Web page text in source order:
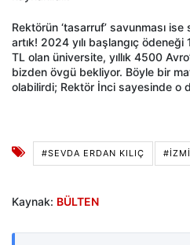
Rektörün ‘tasarruf’ savunması
artık! 2024 yılı başlangıç
TL olan üniversite, yıllık 4500
bizden övgü bekliyor. Böyle bir
olabilirdi; Rektör İnci sayesinde o
#SEVDA ERDAN KILIÇ
Kaynak: BÜLTEN